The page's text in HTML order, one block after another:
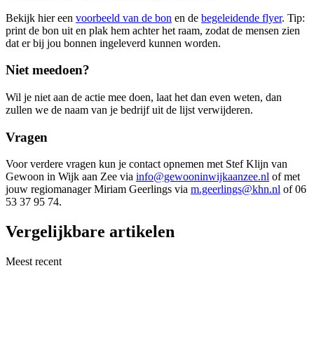
Bekijk hier een voorbeeld van de bon en de begeleidende flyer. Tip:
print de bon uit en plak hem achter het raam, zodat de mensen zien
dat er bij jou bonnen ingeleverd kunnen worden.
Niet meedoen?
Wil je niet aan de actie mee doen, laat het dan even weten, dan
zullen we de naam van je bedrijf uit de lijst verwijderen.
Vragen
Voor verdere vragen kun je contact opnemen met Stef Klijn van
Gewoon in Wijk aan Zee via info@gewooninwijkaanzee.nl of met
jouw regiomanager Miriam Geerlings via m.geerlings@khn.nl of 06
53 37 95 74.
Vergelijkbare artikelen
Meest recent